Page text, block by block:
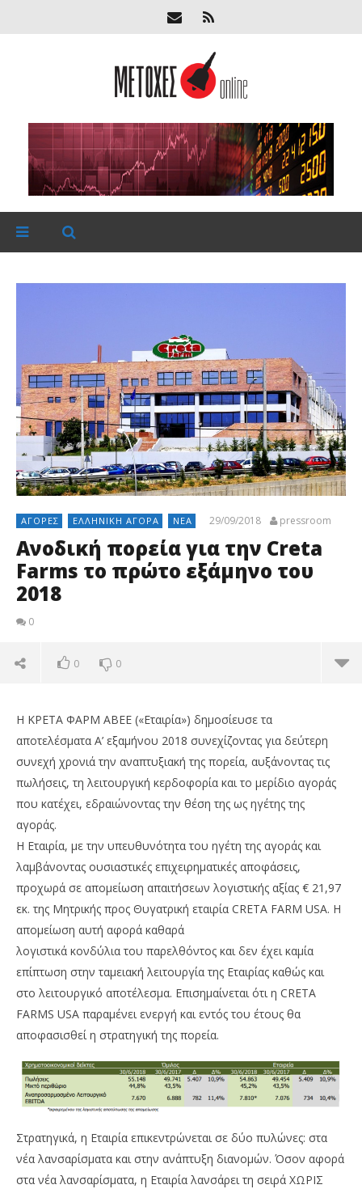
ΑΓΟΡΈΣ ΕΛΛΗΝΙΚΉ ΑΓΟΡΆ ΝΈΑ 29/09/2018 pressroom
Ανοδική πορεία για την Creta
Farms το πρώτο εξάμηνο του
2018
0
0 0
NOW VIEWING
Ανοδική πορεία για την Creta Farms το πρώτο
εξάμηνο του 2018
29/09/2018
pressroom
Η ΚΡΕΤΑ ΦΑΡΜ ΑΒΕΕ («Εταιρία») δημοσίευσε τα
αποτελέσματα Α’ εξαμήνου 2018 συνεχίζοντας για δεύτερη
συνεχή χρονιά την αναπτυξιακή της πορεία, αυξάνοντας τις
πωλήσεις, τη λειτουργική κερδοφορία και το μερίδιο αγοράς
που κατέχει, εδραιώνοντας την θέση της ως ηγέτης της
αγοράς.
Η Εταιρία, με την υπευθυνότητα του ηγέτη της αγοράς και
λαμβάνοντας ουσιαστικές επιχειρηματικές αποφάσεις,
προχωρά σε απομείωση απαιτήσεων λογιστικής αξίας € 21,97
εκ. της Μητρικής προς Θυγατρική εταιρία CRETA FARM USA. Η
απομείωση αυτή αφορά καθαρά
λογιστικά κονδύλια του παρελθόντος και δεν έχει καμία
επίπτωση στην ταμειακή λειτουργία της Εταιρίας καθώς και
στο λειτουργικό αποτέλεσμα. Επισημαίνεται ότι η CRETA
FARMS USA παραμένει ενεργή και εντός του έτους θα
αποφασισθεί η στρατηγική της πορεία.
Στρατηγικά, η Eταιρία επικεντρώνεται σε δύο πυλώνες: στα
νέα λανσαρίσματα και στην ανάπτυξη διανομών. Όσον αφορά
στα νέα λανσαρίσματα, η Εταιρία λανσάρει τη σειρά ΧΩΡΙΣ